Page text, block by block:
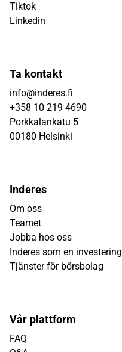
Tiktok
Linkedin
Ta kontakt
info@inderes.fi
+358 10 219 4690
Porkkalankatu 5
00180 Helsinki
Inderes
Om oss
Teamet
Jobba hos oss
Inderes som en investering
Tjänster för börsbolag
Vår plattform
FAQ